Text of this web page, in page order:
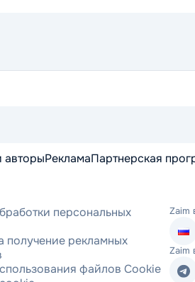
авторыРекламаПартнерская
персональных
получение рекламных
файлов Cookie
Zaim
Zaim